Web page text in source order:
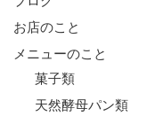
お店のこと
メニューのこと
菓子類
天然酵母パン類